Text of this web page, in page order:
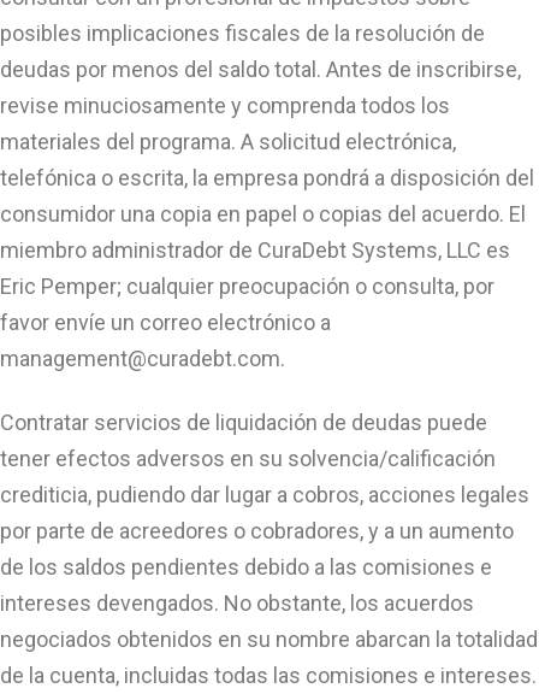
posibles implicaciones fiscales de la resolución de
deudas por menos del saldo total. Antes de inscribirse,
revise minuciosamente y comprenda todos los
materiales del programa. A solicitud electrónica,
telefónica o escrita, la empresa pondrá a disposición del
consumidor una copia en papel o copias del acuerdo. El
miembro administrador de CuraDebt Systems, LLC es
Eric Pemper; cualquier preocupación o consulta, por
favor envíe un correo electrónico a
management@curadebt.com.
Contratar servicios de liquidación de deudas puede
tener efectos adversos en su solvencia/calificación
crediticia, pudiendo dar lugar a cobros, acciones legales
por parte de acreedores o cobradores, y a un aumento
de los saldos pendientes debido a las comisiones e
intereses devengados. No obstante, los acuerdos
negociados obtenidos en su nombre abarcan la totalidad
de la cuenta, incluidas todas las comisiones e intereses.